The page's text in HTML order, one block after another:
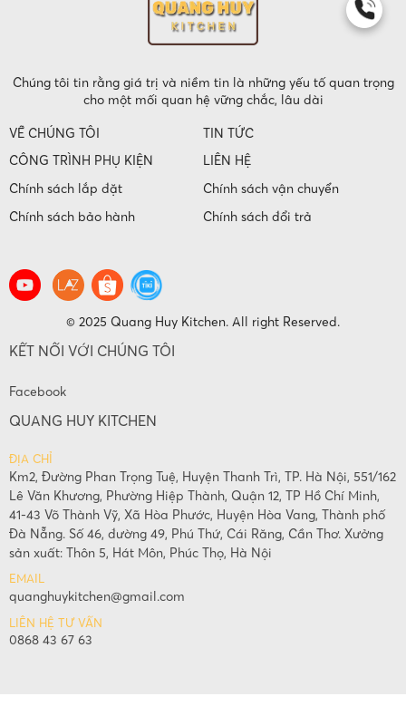
Chúng tôi tin rằng giá trị và niềm tin là những yếu tố quan trọng
cho một mối quan hệ vững chắc, lâu dài
VỀ CHÚNG TÔI
TIN TỨC
CÔNG TRÌNH PHỤ KIỆN
LIÊN HỆ
Chính sách lắp đặt
Chính sách vận chuyển
Chính sách bảo hành
Chính sách đổi trả
© 2025 Quang Huy Kitchen. All right Reserved.
KẾT NỐI VỚI CHÚNG TÔI
Facebook
QUANG HUY KITCHEN
ĐỊA CHỈ
Km2, Đường Phan Trọng Tuệ, Huyện Thanh Trì, TP. Hà Nội, 551/162
Lê Văn Khương, Phường Hiệp Thành, Quận 12, TP Hồ Chí Minh,
41-43 Võ Thành Vỹ, Xã Hòa Phước, Huyện Hòa Vang, Thành phố
Đà Nẵng. Số 46, đường 49, Phú Thứ, Cái Răng, Cần Thơ. Xưởng
sản xuất: Thôn 5, Hát Môn, Phúc Thọ, Hà Nội
EMAIL
quanghuykitchen@gmail.com
LIÊN HỆ TƯ VẤN
0868 43 67 63